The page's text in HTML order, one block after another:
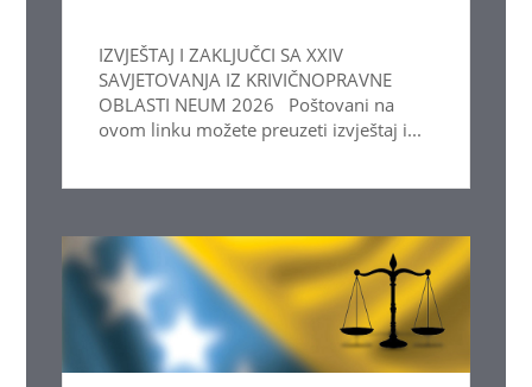
IZVJEŠTAJ I ZAKLJUČCI SA XXIV
SAVJETOVANJA IZ KRIVIČNOPRAVNE
OBLASTI NEUM 2026 Poštovani na
ovom linku možete preuzeti izvještaj i...